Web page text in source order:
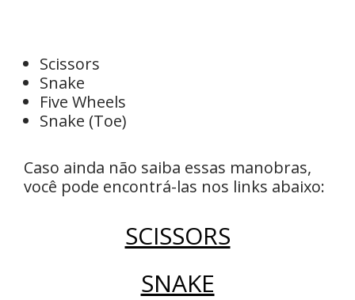
Scissors
Snake
Five Wheels
Snake (Toe)
Caso ainda não saiba essas manobras,
você pode encontrá-las nos links abaixo:
SCISSORS
SNAKE